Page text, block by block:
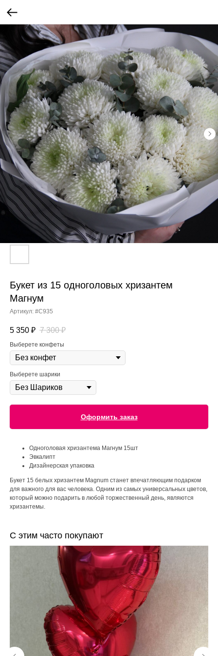
Букет из 15 одноголовых хризантем
Магнум
Артикул: #С935
5 350 ₽ 7 300 ₽
Выберете конфеты
Выберете шарики
Оформить заказ
Одноголовая хризантема Магнум 15шт
Эвкалипт
Дизайнерская упаковка
Букет 15 белых хризантем Magnum станет впечатляющим подарком
для важного для вас человека. Одним из самых универсальных цветов,
который можно подарить в любой торжественный день, являются
хризантемы.
С этим часто покупают